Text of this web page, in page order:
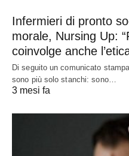
Infermieri di pronto
morale, Nursing Up:
coinvolge anche
Di seguito un comunicato
sono più solo stanchi: sono…
3 mesi fa